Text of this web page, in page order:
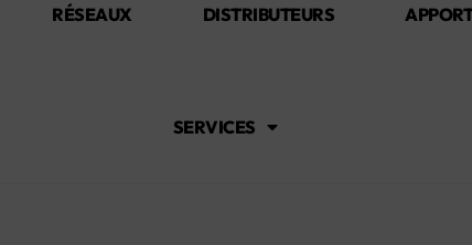
RÉSEAUX DISTRIBUTEURS
SERVICES